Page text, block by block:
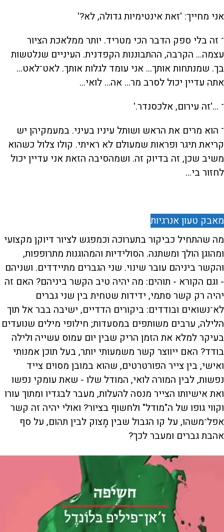
אני מחייך: 'זאת אינטימיות גדולה, לא?'
־ זה בלי ספק הדבר הכי מטריד. יותר ממלאכת הציור
עצמה... הקרבה, ההתבוננות הקפדנית. העיניים שנלטשות
בך. שמנתחות אותך... אני עומד לגלות אותך. לאט־לאט...
אתה עדיין יכול לסרב מר... אה... לואי...
־ ...'זה עירום, אלכסנדר.'
־ הוא מרים את הראש ושותל עיניו בעיני. במעמקיהן יש
קריאת תיגר ופראות שמעולם לא ראיתי. קולו צלול כשהוא
משיב שכן, זה בדיוק זה. ושמהסיבה הזאת אני עדיין יכול
לחזור בי...
מאבק טעון אנרגיות
מה שהתחיל כביקור בתערוכה וכמפגש לציור דיוקן מקצועי
ומהוגן הולך ומשתנה. הסולידיות והמהוגנות מתרופפות,
והקשר ביניהם עובר שינוי. שני הגברים מתיידדים. ושניהם
- וגם הקורא - תוהים: מה יהיה טיב הקשר ביניהם? האם זה
יהיה רק קשר סתמי, ידידות שטחית בין שני גברים
לא־נשואים ובודדים: ביקורים הדדיים, ישיבה בבר אל תוך
הלילה, ערבים משותפים במסעדות; חילופי מילים שנועדים
בעיקר למלא את הזמן הריק שבין יום עמוס עשייה ולילה
בודד? האם ייווצר קשר משמעותי יותר, בעל תוכן אמנותי
ואישי, בין צייר הפורטרטים, שהוא במובן מסוים צייד
נפשות, לבין המורה לואי, המודל שלו - שאת עומקי נפשו
ואת אישיותו הצייר מנסה להעלות, מעבר לבגדיו ומתוך עורו
וקווי גופו של ה"מודל" ולחשוף בציור? ואולי יהיה זה קשר
אפל־משהו, על קו הגבול שבין מָצוק לבין תהום, על סף
אהבת גברים ומעבר לכך?